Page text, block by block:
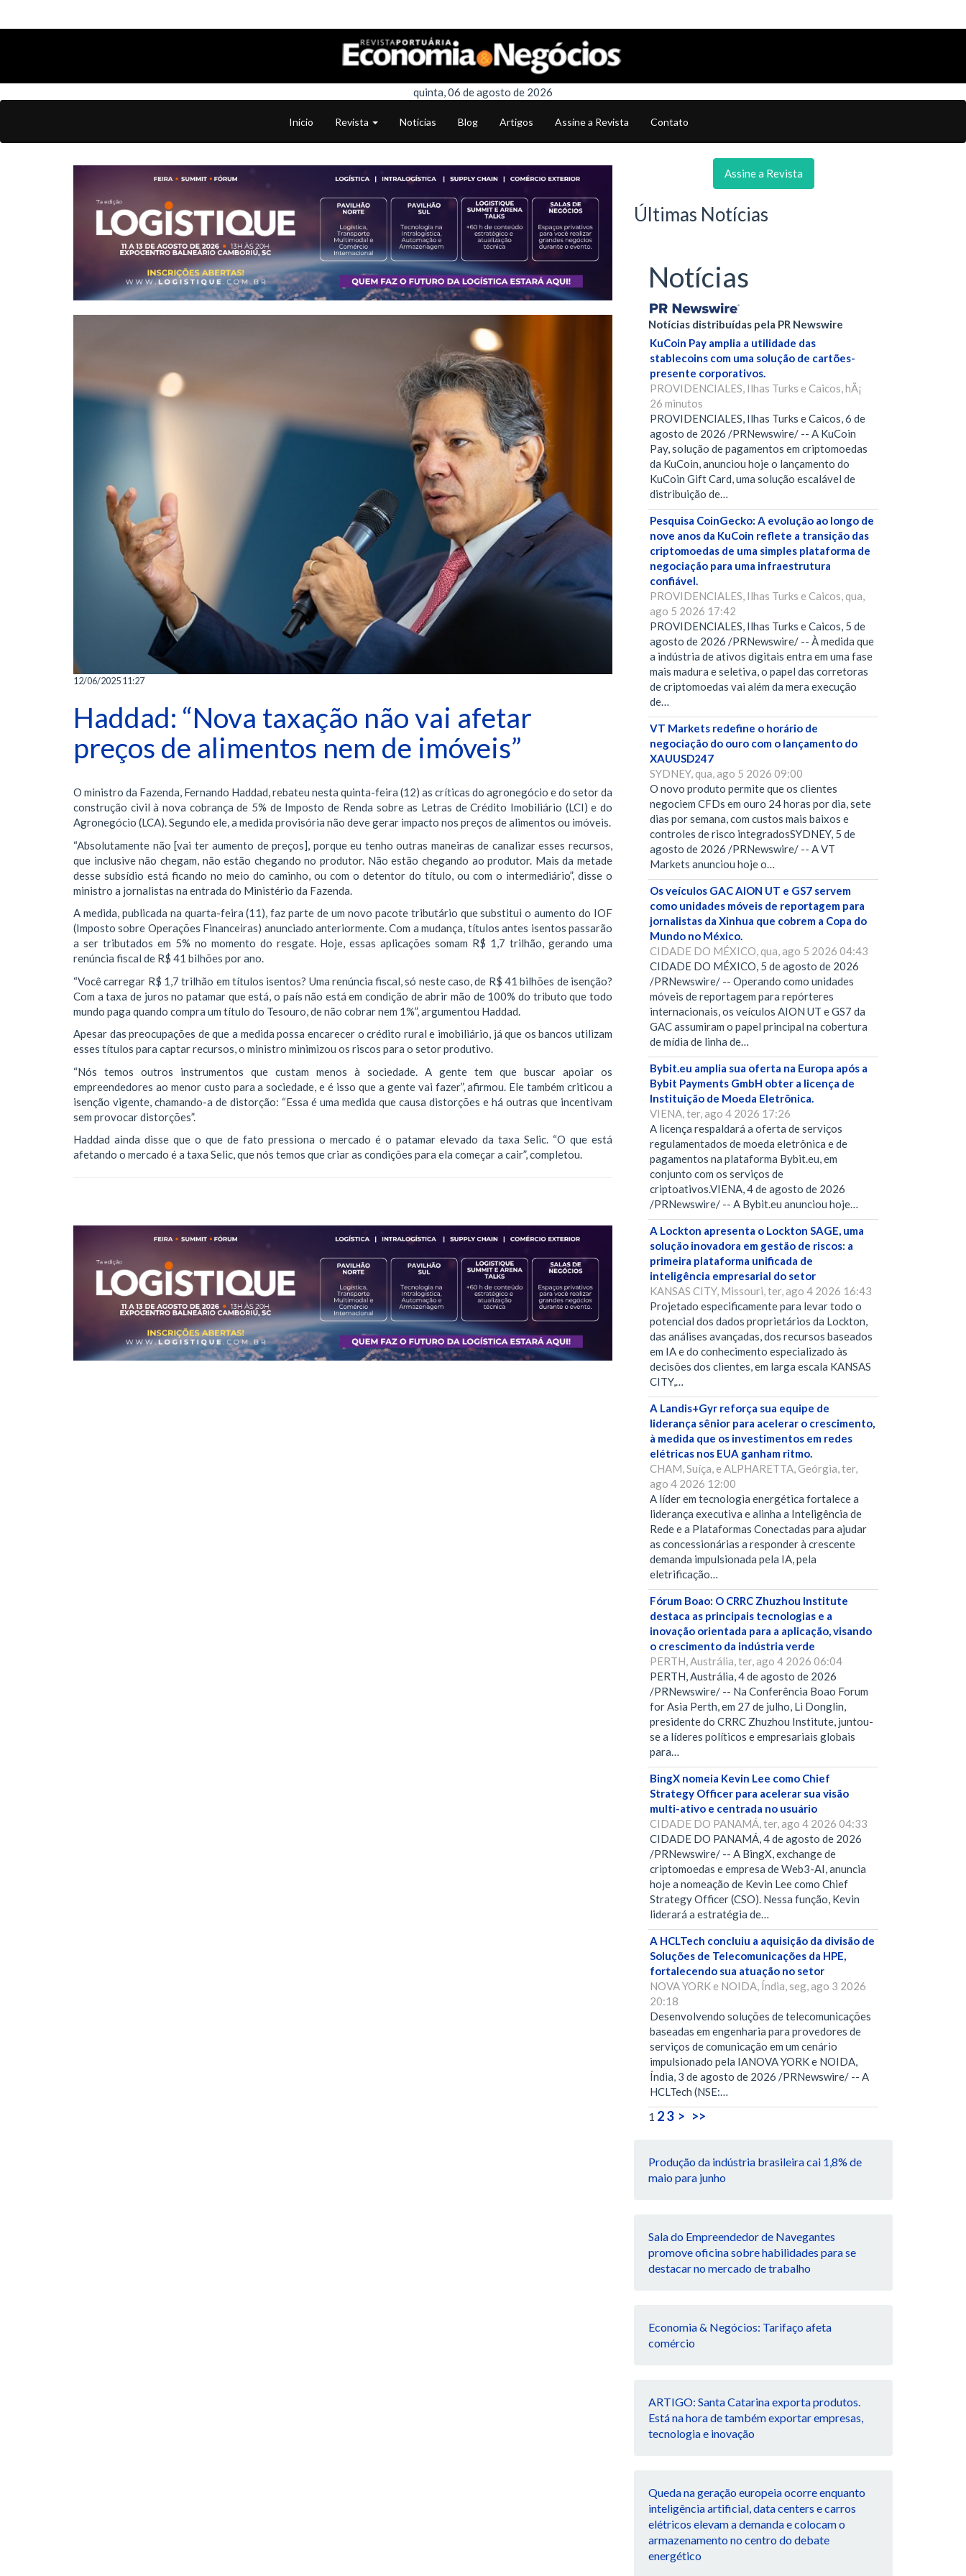
quinta, 06 de agosto de 2026
Início Revista Notícias Blog Artigos Assine a Revista Contato
12/06/2025 11:27
Haddad: “Nova taxação não vai afetar
preços de alimentos nem de imóveis”
O ministro da Fazenda, Fernando Haddad, rebateu nesta quinta-feira (12) as críticas do agronegócio e do setor da
construção civil à nova cobrança de 5% de Imposto de Renda sobre as Letras de Crédito Imobiliário (LCI) e do
Agronegócio (LCA). Segundo ele, a medida provisória não deve gerar impacto nos preços de alimentos ou imóveis.
“Absolutamente não [vai ter aumento de preços], porque eu tenho outras maneiras de canalizar esses recursos,
que inclusive não chegam, não estão chegando no produtor. Não estão chegando ao produtor. Mais da metade
desse subsídio está ficando no meio do caminho, ou com o detentor do título, ou com o intermediário”, disse o
ministro a jornalistas na entrada do Ministério da Fazenda.
A medida, publicada na quarta-feira (11), faz parte de um novo pacote tributário que substitui o aumento do IOF
(Imposto sobre Operações Financeiras) anunciado anteriormente. Com a mudança, títulos antes isentos passarão
a ser tributados em 5% no momento do resgate. Hoje, essas aplicações somam R$ 1,7 trilhão, gerando uma
renúncia fiscal de R$ 41 bilhões por ano.
“Você carregar R$ 1,7 trilhão em títulos isentos? Uma renúncia fiscal, só neste caso, de R$ 41 bilhões de isenção?
Com a taxa de juros no patamar que está, o país não está em condição de abrir mão de 100% do tributo que todo
mundo paga quando compra um título do Tesouro, de não cobrar nem 1%”, argumentou Haddad.
Apesar das preocupações de que a medida possa encarecer o crédito rural e imobiliário, já que os bancos utilizam
esses títulos para captar recursos, o ministro minimizou os riscos para o setor produtivo.
“Nós temos outros instrumentos que custam menos à sociedade. A gente tem que buscar apoiar os
empreendedores ao menor custo para a sociedade, e é isso que a gente vai fazer”, afirmou. Ele também criticou a
isenção vigente, chamando-a de distorção: “Essa é uma medida que causa distorções e há outras que incentivam
sem provocar distorções”.
Haddad ainda disse que o que de fato pressiona o mercado é o patamar elevado da taxa Selic. “O que está
afetando o mercado é a taxa Selic, que nós temos que criar as condições para ela começar a cair”, completou.
Assine a Revista
Últimas Notícias
Notícias
Notícias distribuídas pela PR Newswire
KuCoin Pay amplia a utilidade das
stablecoins com uma solução de cartões-
presente corporativos.
PROVIDENCIALES, Ilhas Turks e Caicos, hÃ¡
26 minutos
PROVIDENCIALES, Ilhas Turks e Caicos, 6 de
agosto de 2026 /PRNewswire/ -- A KuCoin
Pay, solução de pagamentos em criptomoedas
da KuCoin, anunciou hoje o lançamento do
KuCoin Gift Card, uma solução escalável de
distribuição de…
Pesquisa CoinGecko: A evolução ao longo de
nove anos da KuCoin reflete a transição das
criptomoedas de uma simples plataforma de
negociação para uma infraestrutura
confiável.
PROVIDENCIALES, Ilhas Turks e Caicos, qua,
ago 5 2026 17:42
PROVIDENCIALES, Ilhas Turks e Caicos, 5 de
agosto de 2026 /PRNewswire/ -- À medida que
a indústria de ativos digitais entra em uma fase
mais madura e seletiva, o papel das corretoras
de criptomoedas vai além da mera execução
de…
VT Markets redefine o horário de
negociação do ouro com o lançamento do
XAUUSD247
SYDNEY, qua, ago 5 2026 09:00
O novo produto permite que os clientes
negociem CFDs em ouro 24 horas por dia, sete
dias por semana, com custos mais baixos e
controles de risco integradosSYDNEY, 5 de
agosto de 2026 /PRNewswire/ -- A VT
Markets anunciou hoje o…
Os veículos GAC AION UT e GS7 servem
como unidades móveis de reportagem para
jornalistas da Xinhua que cobrem a Copa do
Mundo no México.
CIDADE DO MÉXICO, qua, ago 5 2026 04:43
CIDADE DO MÉXICO, 5 de agosto de 2026
/PRNewswire/ -- Operando como unidades
móveis de reportagem para repórteres
internacionais, os veículos AION UT e GS7 da
GAC assumiram o papel principal na cobertura
de mídia de linha de…
Bybit.eu amplia sua oferta na Europa após a
Bybit Payments GmbH obter a licença de
Instituição de Moeda Eletrônica.
VIENA, ter, ago 4 2026 17:26
A licença respaldará a oferta de serviços
regulamentados de moeda eletrônica e de
pagamentos na plataforma Bybit.eu, em
conjunto com os serviços de
criptoativos.VIENA, 4 de agosto de 2026
/PRNewswire/ -- A Bybit.eu anunciou hoje…
A Lockton apresenta o Lockton SAGE, uma
solução inovadora em gestão de riscos: a
primeira plataforma unificada de
inteligência empresarial do setor
KANSAS CITY, Missouri, ter, ago 4 2026 16:43
Projetado especificamente para levar todo o
potencial dos dados proprietários da Lockton,
das análises avançadas, dos recursos baseados
em IA e do conhecimento especializado às
decisões dos clientes, em larga escala KANSAS
CITY,…
A Landis+Gyr reforça sua equipe de
liderança sênior para acelerar o crescimento,
à medida que os investimentos em redes
elétricas nos EUA ganham ritmo.
CHAM, Suíça, e ALPHARETTA, Geórgia, ter,
ago 4 2026 12:00
A líder em tecnologia energética fortalece a
liderança executiva e alinha a Inteligência de
Rede e a Plataformas Conectadas para ajudar
as concessionárias a responder à crescente
demanda impulsionada pela IA, pela
eletrificação…
Fórum Boao: O CRRC Zhuzhou Institute
destaca as principais tecnologias e a
inovação orientada para a aplicação, visando
o crescimento da indústria verde
PERTH, Austrália, ter, ago 4 2026 06:04
PERTH, Austrália, 4 de agosto de 2026
/PRNewswire/ -- Na Conferência Boao Forum
for Asia Perth, em 27 de julho, Li Donglin,
presidente do CRRC Zhuzhou Institute, juntou-
se a líderes políticos e empresariais globais
para…
BingX nomeia Kevin Lee como Chief
Strategy Officer para acelerar sua visão
multi-ativo e centrada no usuário
CIDADE DO PANAMÁ, ter, ago 4 2026 04:33
CIDADE DO PANAMÁ, 4 de agosto de 2026
/PRNewswire/ -- A BingX, exchange de
criptomoedas e empresa de Web3-AI, anuncia
hoje a nomeação de Kevin Lee como Chief
Strategy Officer (CSO). Nessa função, Kevin
liderará a estratégia de…
A HCLTech concluiu a aquisição da divisão de
Soluções de Telecomunicações da HPE,
fortalecendo sua atuação no setor
NOVA YORK e NOIDA, Índia, seg, ago 3 2026
20:18
Desenvolvendo soluções de telecomunicações
baseadas em engenharia para provedores de
serviços de comunicação em um cenário
impulsionado pela IANOVA YORK e NOIDA,
Índia, 3 de agosto de 2026 /PRNewswire/ -- A
HCLTech (NSE:…
1 23 > >>
Produção da indústria brasileira cai 1,8% de
maio para junho
Sala do Empreendedor de Navegantes
promove oficina sobre habilidades para se
destacar no mercado de trabalho
Economia & Negócios: Tarifaço afeta
comércio
ARTIGO: Santa Catarina exporta produtos.
Está na hora de também exportar empresas,
tecnologia e inovação
Queda na geração europeia ocorre enquanto
inteligência artificial, data centers e carros
elétricos elevam a demanda e colocam o
armazenamento no centro do debate
energético